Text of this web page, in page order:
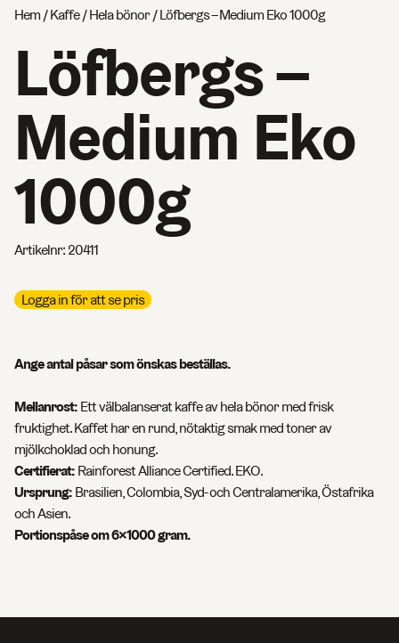
Hem/Kaffe/Hela bönor/ Löfbergs – Medium Eko 1000g
Löfbergs –
Medium Eko
1000g
Artikelnr:20411
Logga in för att se pris
Ange antal påsar som önskas beställas.
Mellanrost:Ett välbalanserat kaffe av hela bönor med frisk
fruktighet. Kaffet har en rund, nötaktig smak med toner av
mjölkchoklad och honung.
Certifierat:Rainforest Alliance Certified. EKO.
Ursprung:Brasilien, Colombia, Syd- och Centralamerika, Östafrika
och Asien.
Portionspåse om 6×1000 gram.